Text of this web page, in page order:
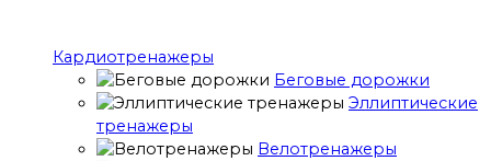
Кардиотренажеры
Беговые дорожки
Эллиптические
тренажеры
Велотренажеры